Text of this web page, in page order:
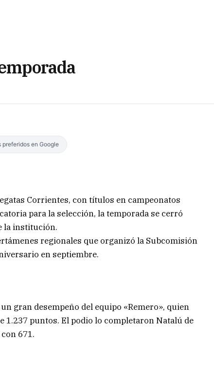
preferidos en Google
Corrientes, con títulos en campeonatos
para la selección, la temporada se cerró
la institución.
regionales que organizó la Subcomisión
en septiembre.
gran desempeño del equipo «Remero», quien
1.237 puntos. El podio lo completaron Natalú de
671.